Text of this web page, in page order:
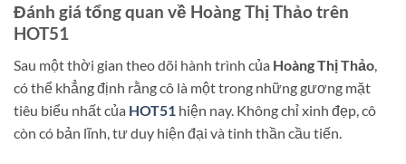
Đánh giá tổng quan về Hoàng Thị Thảo trên
HOT51
Sau một thời gian theo dõi hành trình của Hoàng Thị Thảo
có thể khẳng định rằng cô là một trong những gương mặt
tiêu biểu nhất của HOT51 hiện nay. Không chỉ xinh đẹp, cô
còn có bản lĩnh, tư duy hiện đại và tinh thần cầu tiến.